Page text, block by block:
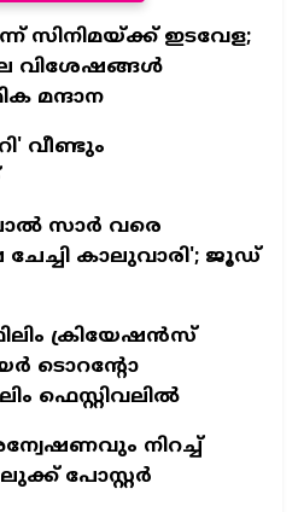
സിനിമയ്ക്ക് ഇടവേള;
വിശേഷങ്ങൾ
മന്ദാന
വീണ്ടും
സാര്‍ വരെ
ചേച്ചി കാലുവാരി'; ജൂഡ്
ക്രിയേഷന്‍സ്
ടൊറന്റോ
ഫെസ്റ്റിവലില്‍
നിറച്ച്
പോസ്റ്റര്‍